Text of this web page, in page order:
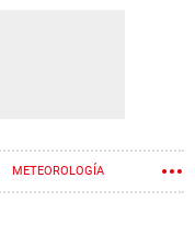
METEOROLOGÍA